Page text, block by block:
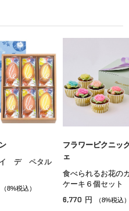
イ デ ペタル
（8%税込）
フラワーピクニッ
ェ
食べられるお花の
ケーキ６個セット
6,770 円 （8%税込